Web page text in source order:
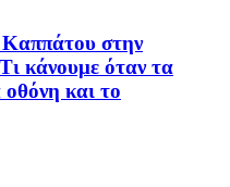
στην
κάνουμε όταν τα
οθόνη και το